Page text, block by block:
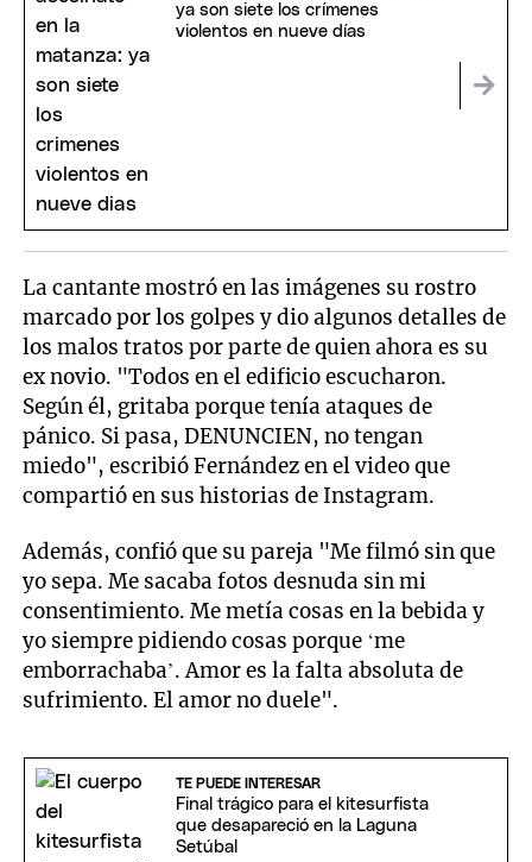
ya son siete los crímenes
violentos en nueve días
La cantante mostró en las imágenes su rostro
marcado por los golpes y dio algunos detalles de
los malos tratos por parte de quien ahora es su
ex novio. "Todos en el edificio escucharon.
Según él, gritaba porque tenía ataques de
pánico. Si pasa, DENUNCIEN, no tengan
miedo", escribió Fernández en el video que
compartió en sus historias de Instagram.
Además, confió que su pareja "Me filmó sin que
yo sepa. Me sacaba fotos desnuda sin mi
consentimiento. Me metía cosas en la bebida y
yo siempre pidiendo cosas porque ‘me
emborrachaba’. Amor es la falta absoluta de
sufrimiento. El amor no duele".
TE PUEDE INTERESAR
Final trágico para el kitesurfista
que desapareció en la Laguna
Setúbal